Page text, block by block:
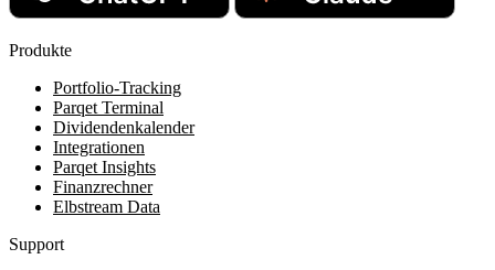
Produkte
Portfolio-Tracking
Parqet Terminal
Dividendenkalender
Integrationen
Parqet Insights
Finanzrechner
Elbstream Data
Support